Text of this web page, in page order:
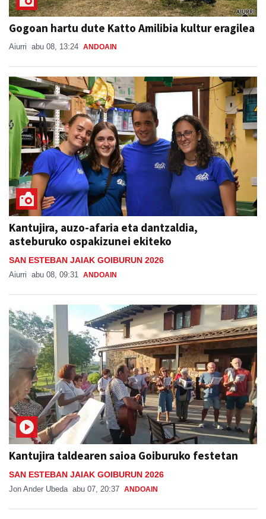
Gogoan hartu dute Katto Amilibia kultur eragilea
Aiurri abu 08, 13:24 ANDOAIN
Kantujira, auzo-afaria eta dantzaldia,
asteburuko ospakizunei ekiteko
SAN ESTEBAN JAIAK GOIBURUN 2026
Aiurri abu 08, 09:31 ANDOAIN
Kantujira taldearen saioa Goiburuko festetan
SAN ESTEBAN JAIAK GOIBURUN 2026
Jon Ander Ubeda abu 07, 20:37 ANDOAIN